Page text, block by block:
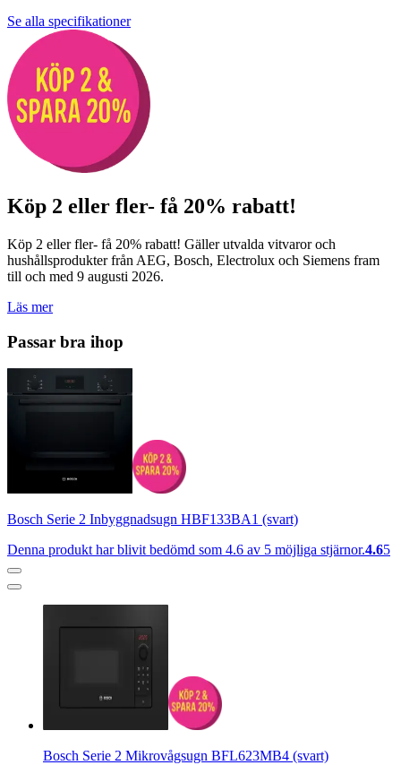
Se alla specifikationer
Köp 2 eller fler- få 20% rabatt!
Köp 2 eller fler- få 20% rabatt! Gäller utvalda vitvaror och
hushållsprodukter från AEG, Bosch, Electrolux och Siemens fram
till och med 9 augusti 2026.
Läs mer
Passar bra ihop
Bosch Serie 2 Inbyggnadsugn HBF133BA1 (svart)
Denna produkt har blivit bedömd som 4.6 av 5 möjliga stjärnor.4.65
Bosch Serie 2 Mikrovågsugn BFL623MB4 (svart)